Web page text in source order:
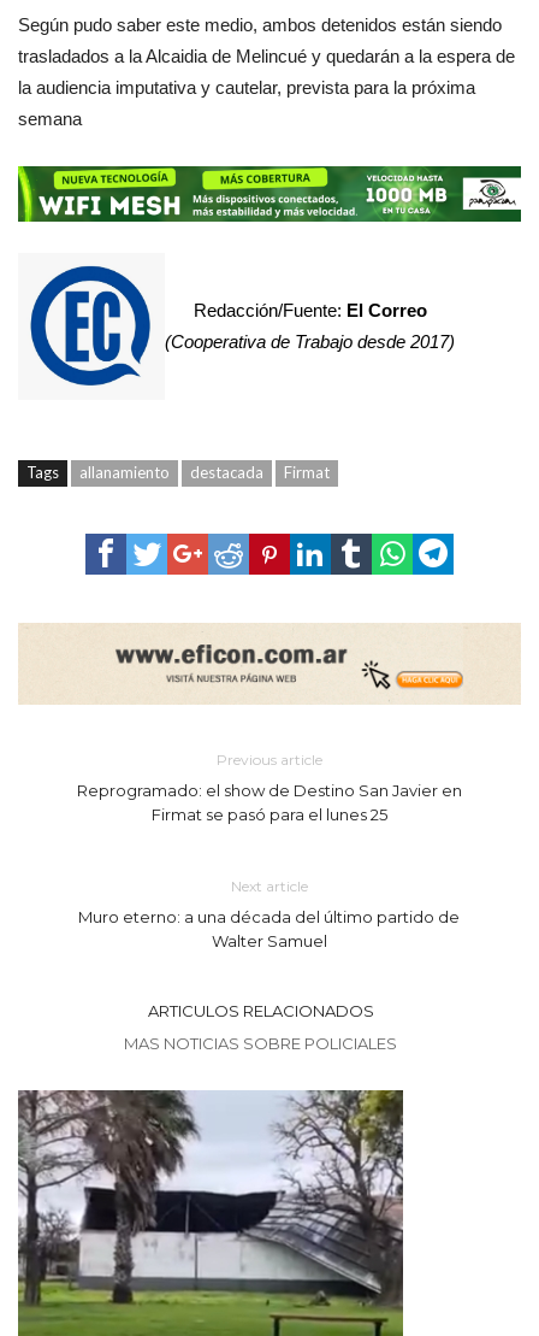
Según pudo saber este medio, ambos detenidos están siendo
trasladados a la Alcaidia de Melincué y quedarán a la espera de
la audiencia imputativa y cautelar, prevista para la próxima
semana
Redacción/Fuente: El Correo
(Cooperativa de Trabajo desde 2017)
Tags allanamiento destacada Firmat
Previous article
Reprogramado: el show de Destino San Javier en
Firmat se pasó para el lunes 25
Next article
Muro eterno: a una década del último partido de
Walter Samuel
ARTICULOS RELACIONADOS
MAS NOTICIAS SOBRE POLICIALES